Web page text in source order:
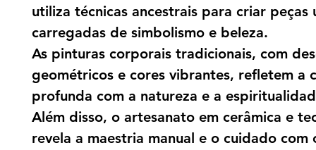
utiliza técnicas ancestrais para criar peças
carregadas de simbolismo e beleza.
As pinturas corporais tradicionais, com
geométricos e cores vibrantes, refletem a
profunda com a natureza e a
Além disso, o artesanato em cerâmica e
revela a maestria manual e o cuidado com